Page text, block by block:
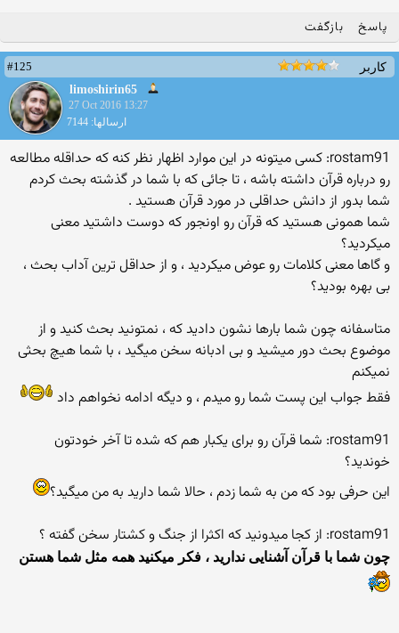
پاسخ بازگفت
کاربر
#125
limoshirin65
27 Oct 2016 13:27
ارسالها: 7144
rostam91: کسی میتونه در این موارد اظهار نظر کنه که حداقله مطالعه
رو درباره قرآن داشته باشه ، تا جائی که با شما در گذشته بحث کردم
شما بدور از دانش حداقلی در مورد قرآن هستید .
شما همونی هستید که قرآن رو اونجور که دوست داشتید معنی
میکردید؟
و گاها معنی کلامات رو عوض میکردید ، و از حداقل ترین آداب بحث ،
بی بهره بودید؟
متاسفانه چون شما بارها نشون دادید که ، نمتونید بحث کنید و از
موضوع بحث دور میشید و بی ادبانه سخن میگید ، با شما هیچ بحثی
نمیکنم
فقط جواب این پست شما رو میدم ، و دیگه ادامه نخواهم داد
rostam91: شما قرآن رو برای یکبار هم که شده تا آخر خودتون
خوندید؟
این حرفی بود که من به شما زدم ، حالا شما دارید به من میگید؟
rostam91: از کجا میدونید که اکثرا از جنگ و کشتار سخن گفته ؟
چون شما با قرآن آشنایی ندارید ، فکر میکنید همه مثل شما هستن